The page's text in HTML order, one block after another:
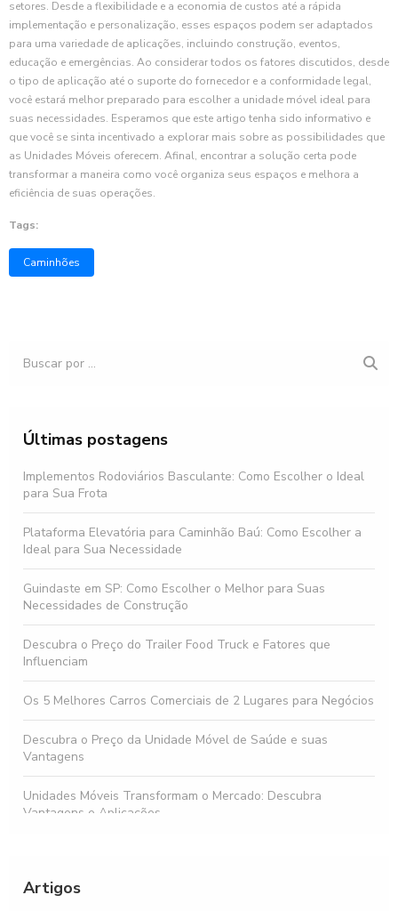
setores. Desde a flexibilidade e a economia de custos até a rápida
implementação e personalização, esses espaços podem ser adaptados
para uma variedade de aplicações, incluindo construção, eventos,
educação e emergências. Ao considerar todos os fatores discutidos, desde
o tipo de aplicação até o suporte do fornecedor e a conformidade legal,
você estará melhor preparado para escolher a unidade móvel ideal para
suas necessidades. Esperamos que este artigo tenha sido informativo e
que você se sinta incentivado a explorar mais sobre as possibilidades que
as Unidades Móveis oferecem. Afinal, encontrar a solução certa pode
transformar a maneira como você organiza seus espaços e melhora a
eficiência de suas operações.
Tags:
Caminhões
Últimas postagens
Implementos Rodoviários Basculante: Como Escolher o Ideal
para Sua Frota
Plataforma Elevatória para Caminhão Baú: Como Escolher a
Ideal para Sua Necessidade
Guindaste em SP: Como Escolher o Melhor para Suas
Necessidades de Construção
Descubra o Preço do Trailer Food Truck e Fatores que
Influenciam
Os 5 Melhores Carros Comerciais de 2 Lugares para Negócios
Descubra o Preço da Unidade Móvel de Saúde e suas
Vantagens
Unidades Móveis Transformam o Mercado: Descubra
Vantagens e Aplicações
Artigos